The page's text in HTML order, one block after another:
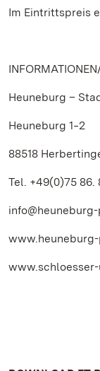
Im Eintrittspreis
Heuneburg –
Heuneburg 1‒2
88518
Tel. +49(0)75 86.